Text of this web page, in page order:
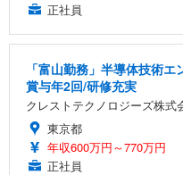
ワーク チェア
能 人間工学 椅
レスト 3Dヘ
ョン PCチェア
務用 おしゃれ
￥7,680
ッシュ 通気性
ー フルHD（
ort/VGA スピ
応
￥15,800
HOOTER
限定】 Smart
超厚型 お徳用
￥3,670
アイリスオー
ュラー 200枚
正社員
「富山勤務」半導体技術
賞与年2回/研修充実
クレストテクノロジーズ株式
東京都
年収600万円～770万円
正社員